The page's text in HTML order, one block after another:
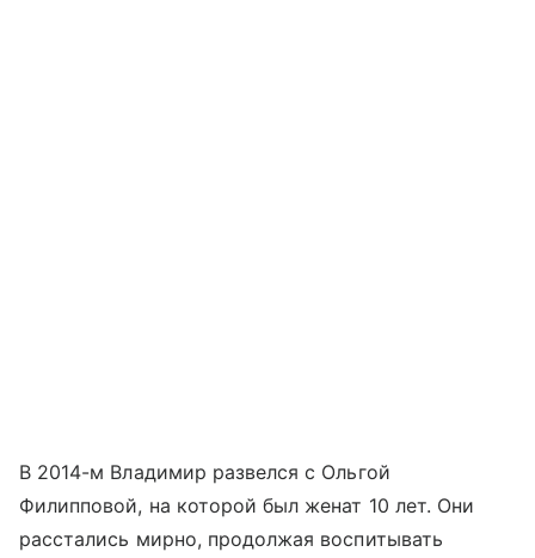
В 2014-м Владимир развелся с Ольгой
Филипповой, на которой был женат 10 лет. Они
расстались мирно, продолжая воспитывать